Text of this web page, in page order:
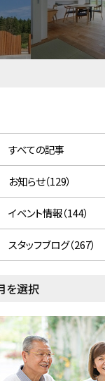
すべての記事
お知らせ（129）
イベント情報（144）
スタッフブログ（267）